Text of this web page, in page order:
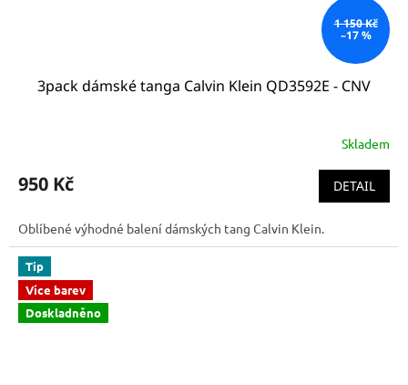
1 150 Kč
–17 %
3pack dámské tanga Calvin Klein QD3592E - CNV
Skladem
950 Kč DETAIL
Oblíbené výhodné balení dámských tang Calvin Klein.
Tip
Více barev
Doskladněno